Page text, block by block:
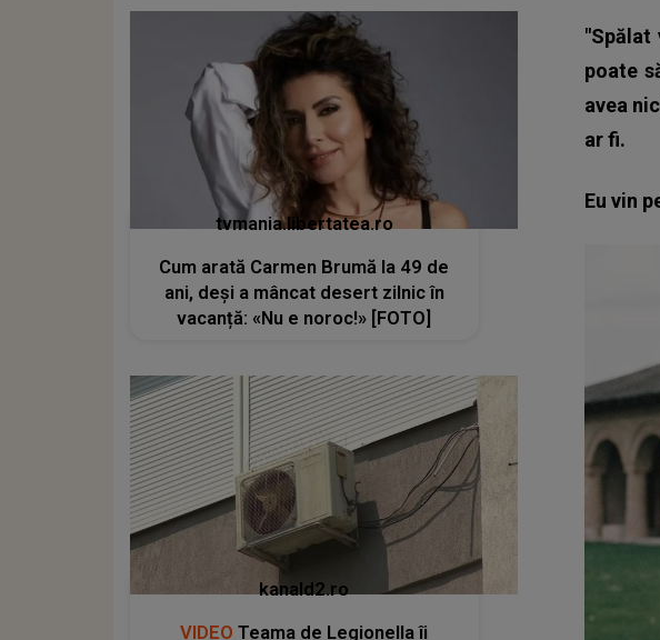
"Spălat
poate
avea
ar fi.
Eu vin
tvmania.libertatea.ro
Cum arată Carmen Brumă la 49 de
ani, deși a mâncat desert zilnic în
vacanță: «Nu e noroc!» [FOTO]
kanald2.ro
VIDEO Teama de Legionella îi